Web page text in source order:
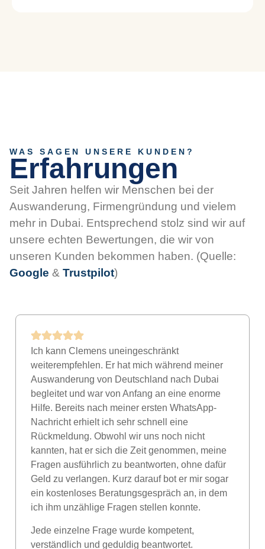
WAS SAGEN UNSERE KUNDEN?
Erfahrungen
Seit Jahren helfen wir Menschen bei der
Auswanderung, Firmengründung und vielem
mehr in Dubai. Entsprechend stolz sind wir auf
unsere echten Bewertungen, die wir von
unseren Kunden bekommen haben. (Quelle:
Google & Trustpilot)
Ich kann Clemens uneingeschränkt
weiterempfehlen. Er hat mich während meiner
Auswanderung von Deutschland nach Dubai
begleitet und war von Anfang an eine enorme
Hilfe. Bereits nach meiner ersten WhatsApp-
Nachricht erhielt ich sehr schnell eine
Rückmeldung. Obwohl wir uns noch nicht
kannten, hat er sich die Zeit genommen, meine
Fragen ausführlich zu beantworten, ohne dafür
Geld zu verlangen. Kurz darauf bot er mir sogar
ein kostenloses Beratungsgespräch an, in dem
ich ihm unzählige Fragen stellen konnte.
Jede einzelne Frage wurde kompetent,
verständlich und geduldig beantwortet.